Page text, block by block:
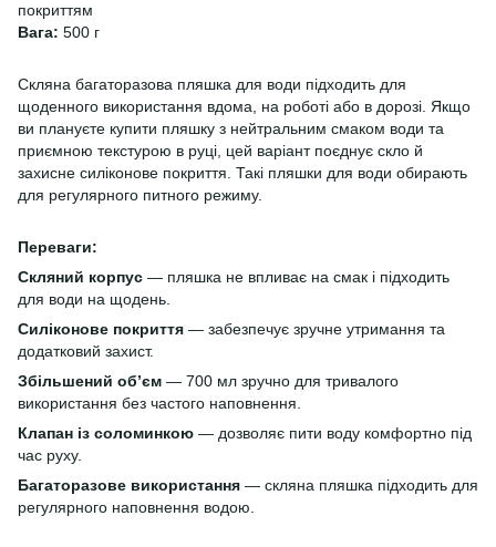
покриттям
Вага: 500 г
Скляна багаторазова пляшка для води підходить для
щоденного використання вдома, на роботі або в дорозі. Якщо
ви плануєте купити пляшку з нейтральним смаком води та
приємною текстурою в руці, цей варіант поєднує скло й
захисне силіконове покриття. Такі пляшки для води обирають
для регулярного питного режиму.
Переваги:
Скляний корпус — пляшка не впливає на смак і підходить
для води на щодень.
Силіконове покриття — забезпечує зручне утримання та
додатковий захист.
Збільшений обʼєм — 700 мл зручно для тривалого
використання без частого наповнення.
Клапан із соломинкою — дозволяє пити воду комфортно під
час руху.
Багаторазове використання — скляна пляшка підходить для
регулярного наповнення водою.